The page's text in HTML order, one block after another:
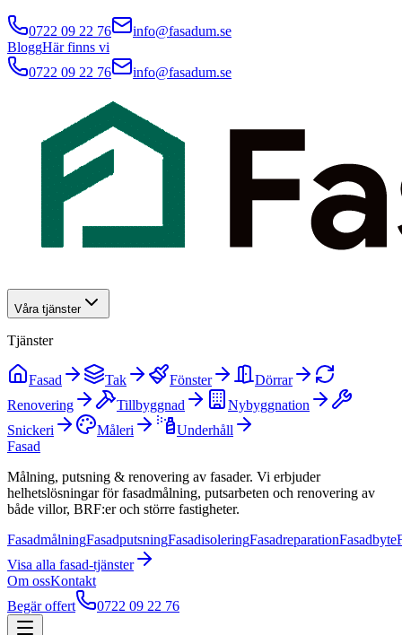
0722 09 22 76
info@fasadum.se
BloggHär finns vi
0722 09 22 76
info@fasadum.se
Våra tjänster
Tjänster
Fasad Tak Fönster
Dörrar
Renovering
Tillbyggnad
Nybyggnation
Snickeri
Måleri
Underhåll
Fasad
Målning, putsning & renovering av fasader. Vi erbjuder
helhetslösningar för fasadmålning, putsarbeten och renovering av
både villor, BRF:er och större fastigheter.
FasadmålningFasadputsningFasadisoleringFasadreparationFasadbyte
Visa alla fasad-tjänster
Om ossKontakt
Begär offert
0722 09 22 76